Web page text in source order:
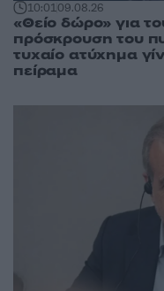
10:0109.08.26
«Θείο δώρο» για
πρόσκρουση του
τυχαίο ατύχημα
πείραμα